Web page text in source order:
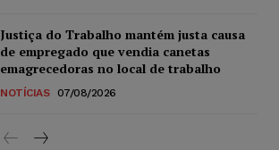
Justiça do Trabalho mantém justa causa
de empregado que vendia canetas
emagrecedoras no local de trabalho
NOTÍCIAS 07/08/2026